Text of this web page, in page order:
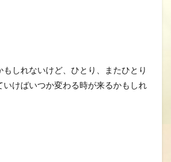
しれないけど、ひとり、またひとり
いけばいつか変わる時が来るかもしれ